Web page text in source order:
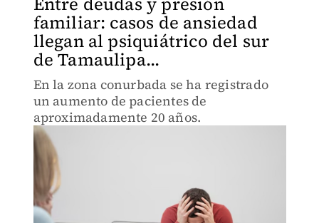
familiar: casos de ansiedad
llegan al psiquiátrico del sur
de Tamaulipa...
En la zona conurbada se ha registrado
un aumento de pacientes de
aproximadamente 20 años.